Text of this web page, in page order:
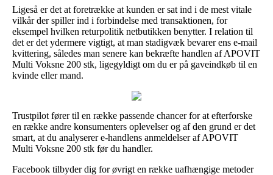
Ligeså er det at foretrække at kunden er sat ind i de mest vitale
vilkår der spiller ind i forbindelse med transaktionen, for
eksempel hvilken returpolitik netbutikken benytter. I relation til
det er det ydermere vigtigt, at man stadigvæk bevarer ens e-mail
kvittering, således man senere kan bekræfte handlen af APOVIT
Multi Voksne 200 stk, ligegyldigt om du er på gaveindkøb til en
kvinde eller mand.
Trustpilot fører til en række passende chancer for at efterforske
en række andre konsumenters oplevelser og af den grund er det
smart, at du analyserer e-handlens anmeldelser af APOVIT
Multi Voksne 200 stk før du handler.
Facebook tilbyder dig for øvrigt en række uafhængige metoder